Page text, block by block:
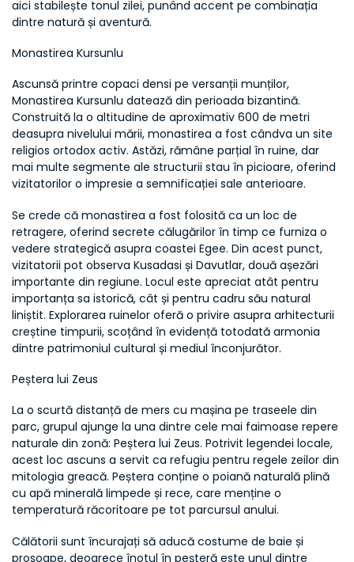
aici stabilește tonul zilei, punând accent pe combinația
dintre natură și aventură.
Monastirea Kursunlu
Ascunsă printre copaci densi pe versanții munților,
Monastirea Kursunlu datează din perioada bizantină.
Construită la o altitudine de aproximativ 600 de metri
deasupra nivelului mării, monastirea a fost cândva un site
religios ortodox activ. Astăzi, rămâne parțial în ruine, dar
mai multe segmente ale structurii stau în picioare, oferind
vizitatorilor o impresie a semnificației sale anterioare.
Se crede că monastirea a fost folosită ca un loc de
retragere, oferind secrete călugărilor în timp ce furniza o
vedere strategică asupra coastei Egee. Din acest punct,
vizitatorii pot observa Kusadasi și Davutlar, două așezări
importante din regiune. Locul este apreciat atât pentru
importanța sa istorică, cât și pentru cadru său natural
liniștit. Explorarea ruinelor oferă o privire asupra arhitecturii
creștine timpurii, scoțând în evidență totodată armonia
dintre patrimoniul cultural și mediul înconjurător.
Peștera lui Zeus
La o scurtă distanță de mers cu mașina pe traseele din
parc, grupul ajunge la una dintre cele mai faimoase repere
naturale din zonă: Peștera lui Zeus. Potrivit legendei locale,
acest loc ascuns a servit ca refugiu pentru regele zeilor din
mitologia greacă. Peștera conține o poiană naturală plină
cu apă minerală limpede și rece, care menține o
temperatură răcoritoare pe tot parcursul anului.
Călătorii sunt încurajați să aducă costume de baie și
prosoape, deoarece înotul în peșteră este unul dintre